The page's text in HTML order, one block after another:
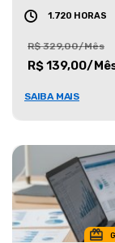
1.720 HORAS
R$ 329,00/Mês
R$ 139,00/
SAIBA MAIS